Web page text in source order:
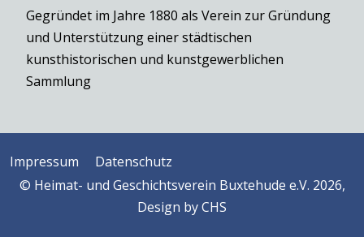
Gegründet im Jahre 1880 als Verein zur Gründung
und Unterstützung einer städtischen
kunsthistorischen und kunstgewerblichen
Sammlung
Impressum
Datenschutz
© Heimat- und Geschichtsverein Buxtehude e.V. 2026,
Design byCHS